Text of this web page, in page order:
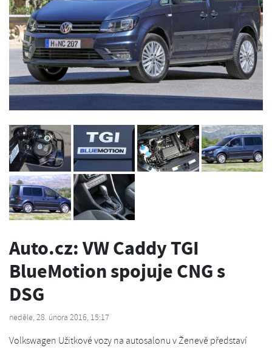
Auto.cz: VW Caddy TGI
BlueMotion spojuje CNG s
DSG
neděle, 28. února 2016, 15:17
Volkswagen Užitkové vozy na autosalonu v Ženevě představí